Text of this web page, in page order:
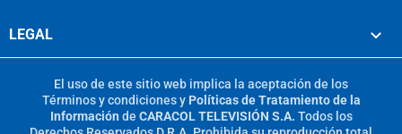
LEGAL
El uso de este sitio web implica la aceptación de los
Términos y condicionesy Políticas de Tratamiento de la
Información de CARACOL TELEVISIÓN S.A. Todos los